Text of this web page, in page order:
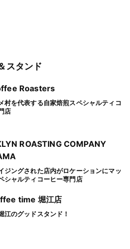
スタンド
Roasters
村を代表する自家焙煎スペシャルティコ
店
ROASTING COMPANY
ジングされた店内がロケーションにマッ
シャルティコーヒー専門店
time 堀江店
江のグッドスタンド！